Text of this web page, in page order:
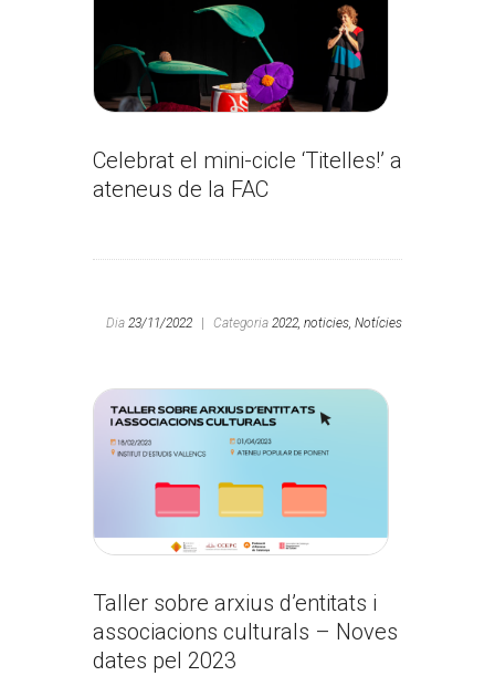
Celebrat el mini-cicle ‘Titelles!’ a
ateneus de la FAC
Dia 23/11/2022 | Categoria 2022, noticies, Notícies
Taller sobre arxius d’entitats i
associacions culturals – Noves
dates pel 2023